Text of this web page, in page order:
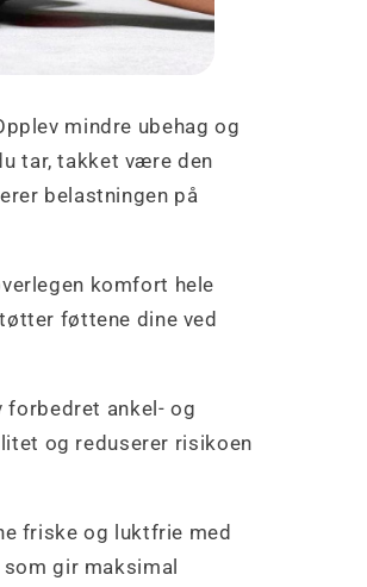
mindre ubehag og
tar, takket være den
belastningen på
komfort hele
føttene dine ved
forbedret ankel- og
og reduserer risikoen
friske og luktfrie med
gir maksimal